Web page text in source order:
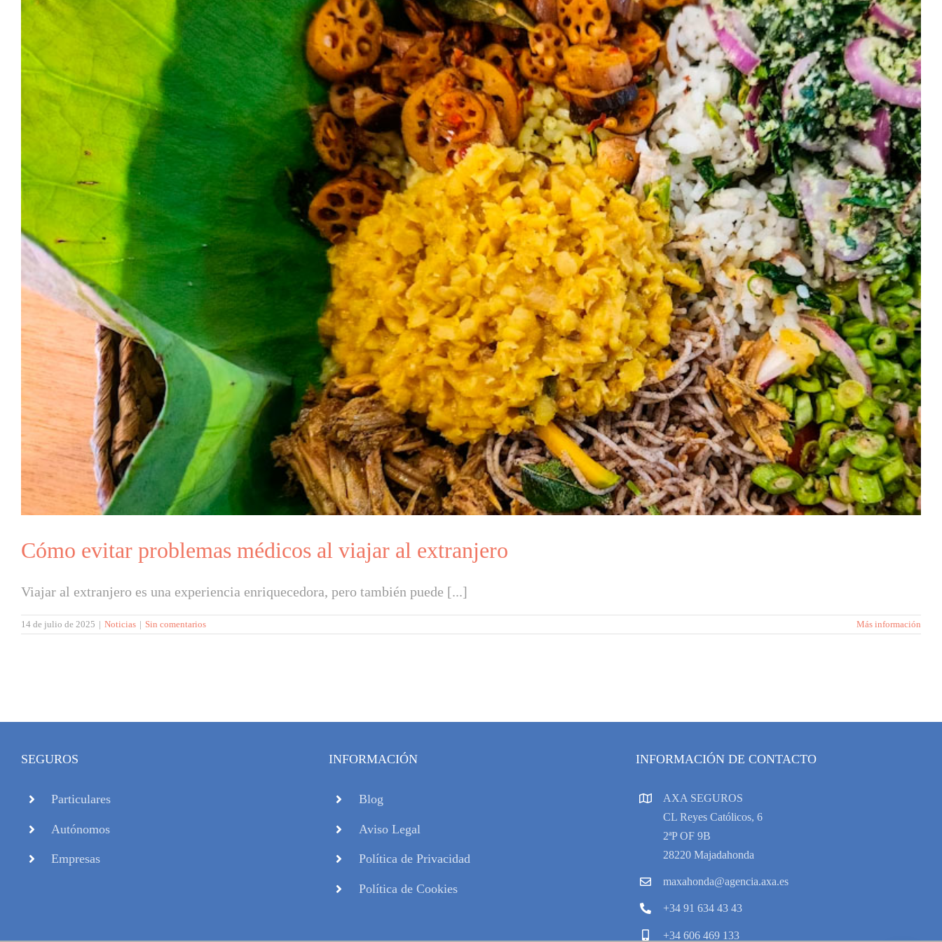
Cómo evitar problemas médicos al viajar al extranjero
Viajar al extranjero es una experiencia enriquecedora, pero también puede [...]
14 de julio de 2025 | Noticias | Sin comentarios Más información
SEGUROS
Particulares
Autónomos
Empresas
INFORMACIÓN
Blog
Aviso Legal
Política de Privacidad
Política de Cookies
INFORMACIÓN DE CONTACTO
AXA SEGUROS
CL Reyes Católicos, 6
2ªP OF 9B
28220 Majadahonda
maxahonda@agencia.axa.es
+34 91 634 43 43
+34 606 469 133